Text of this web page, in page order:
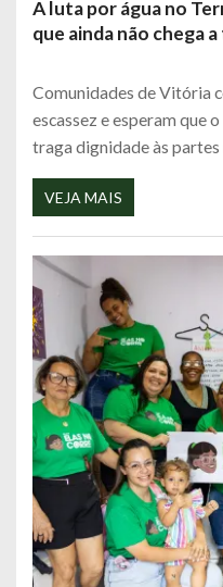
A luta por água no
que ainda não chega
Comunidades de Vitória
escassez e esperam que
traga dignidade às
VEJA MAIS